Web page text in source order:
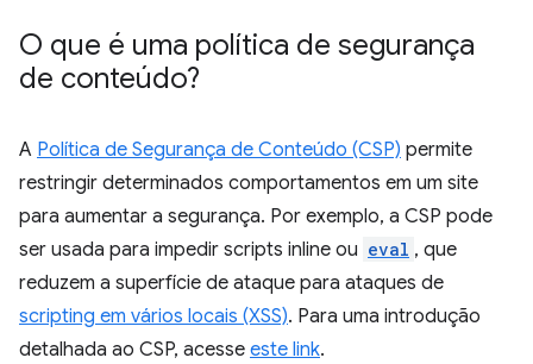
O que é uma política de segurança
de conteúdo?
A Política de Segurança de Conteúdo (CSP) permite
restringir determinados comportamentos em um site
para aumentar a segurança. Por exemplo, a CSP pode
ser usada para impedir scripts inline ou eval , que
reduzem a superfície de ataque para ataques de
scripting em vários locais (XSS). Para uma introdução
detalhada ao CSP, acesse este link.